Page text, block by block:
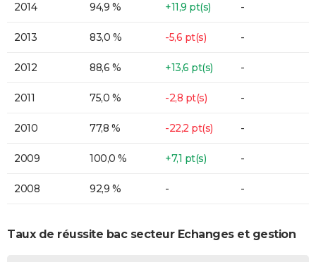
2014 94,9 % +11,9 pt(s) -
2013 83,0 % -5,6 pt(s) -
2012 88,6 % +13,6 pt(s) -
2011 75,0 % -2,8 pt(s) -
2010 77,8 % -22,2 pt(s) -
2009 100,0 % +7,1 pt(s) -
2008 92,9 % - -
Taux de réussite bac secteur Echanges et gestion